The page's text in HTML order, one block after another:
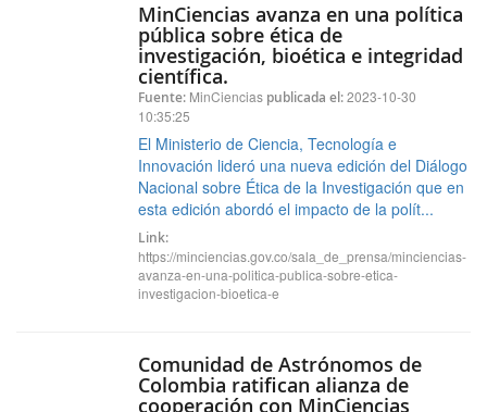
MinCiencias avanza en una política
pública sobre ética de
investigación, bioética e integridad
científica.
Fuente: MinCiencias publicada el:2023-10-30
10:35:25
El Ministerio de Ciencia, Tecnología e
Innovación lideró una nueva edición del Diálogo
Nacional sobre Ética de la Investigación que en
esta edición abordó el impacto de la polít...
Link:
https://minciencias.gov.co/sala_de_prensa/minciencias-
avanza-en-una-politica-publica-sobre-etica-
investigacion-bioetica-e
Comunidad de Astrónomos de
Colombia ratifican alianza de
cooperación con MinCiencias